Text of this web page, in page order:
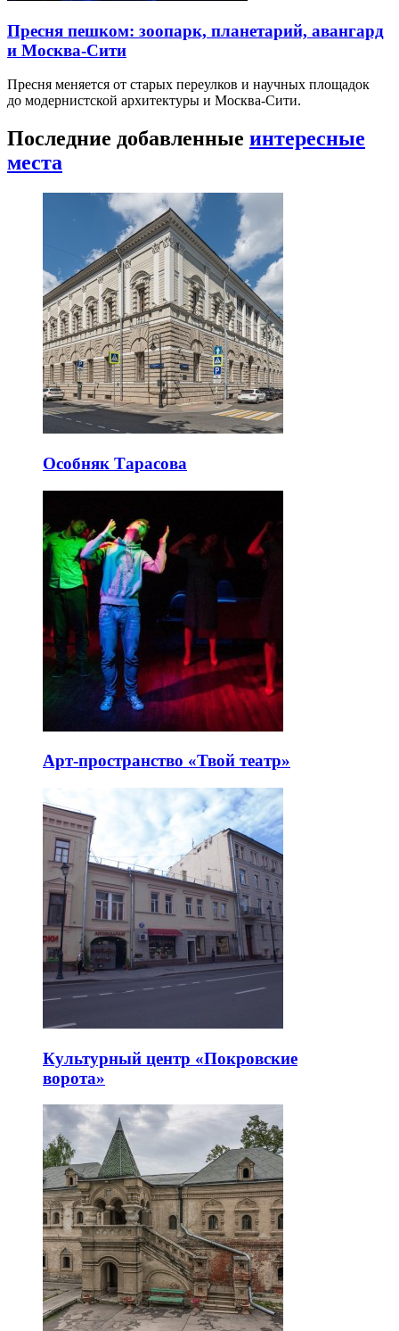
Пресня пешком: зоопарк, планетарий, авангард
и Москва-Сити
Пресня меняется от старых переулков и научных площадок
до модернистской архитектуры и Москва-Сити.
Последние добавленные интересные
места
Особняк Тарасова
Арт-пространство «Твой театр»
Культурный центр «Покровские
ворота»